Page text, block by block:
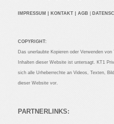
IMPRESSUM KONTAKT AGB
COPYRIGHT:
Das unerlaubte Kopieren oder Verwenden von
Inhalten dieser Website ist untersagt. KT1
sich alle Urheberrechte an Videos, Texten,
dieser Website vor.
PARTNERLINKS: